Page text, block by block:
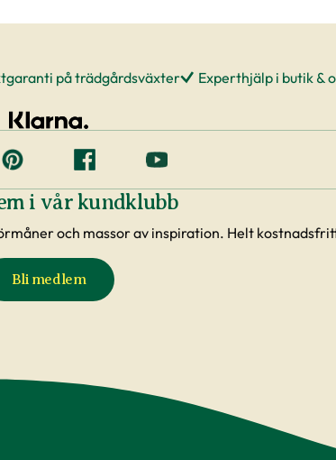
på trädgårdsväxter Experthjälp i butik &
i vår kundklubb
och massor av inspiration. Helt
Bli medlem